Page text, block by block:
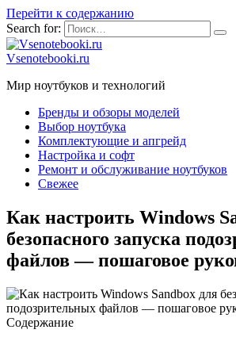
Перейти к содержанию
Search for:
Vsenotebooki.ru
Мир ноутбуков и технологий
Бренды и обзоры моделей
Выбор ноутбука
Комплектующие и апгрейд
Настройка и софт
Ремонт и обслуживание ноутбуков
Свежее
Как настроить Windows
безопасного запуска
файлов — пошаговое
Содержание